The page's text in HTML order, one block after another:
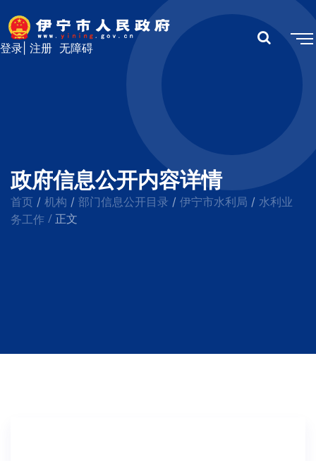
无障碍
登录 注册
政府信息公开内容详情
首页 / 机构 / 部门信息公开目录 / 伊宁市水利局 / 水利业
务工作 / 正文